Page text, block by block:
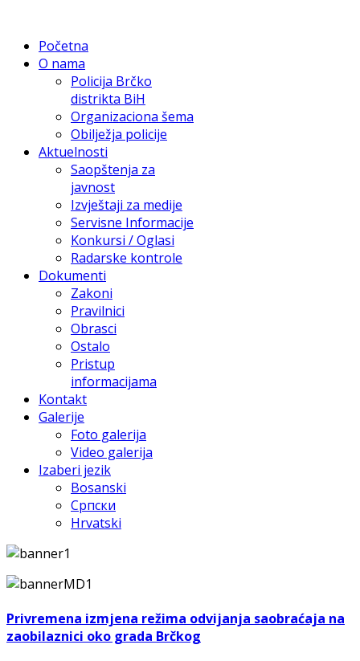
Početna
O nama
Policija Brčko
distrikta BiH
Organizaciona šema
Obilježja policije
Aktuelnosti
Saopštenja za
javnost
Izvještaji za medije
Servisne Informacije
Konkursi / Oglasi
Radarske kontrole
Dokumenti
Zakoni
Pravilnici
Obrasci
Ostalo
Pristup
informacijama
Kontakt
Galerije
Foto galerija
Video galerija
Izaberi jezik
Bosanski
Српски
Hrvatski
Privremena izmjena režima odvijanja saobraćaja na
zaobilaznici oko grada Brčkog